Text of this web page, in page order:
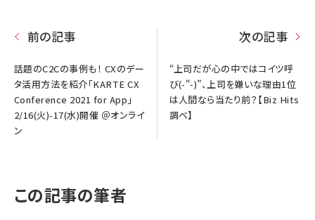
前の記事
話題のC2Cの事例も！ CXのデー
タ活用方法を紹介「KARTE CX
Conference 2021 for App」
2/16(火)-17(水)開催 ＠オンライ
ン
次の記事
“上司だが心の中ではコイツ呼
び(-"-)”、上司を嫌いな理由1位
は人間なら当たり前？【Biz Hits
調べ】
この記事の筆者